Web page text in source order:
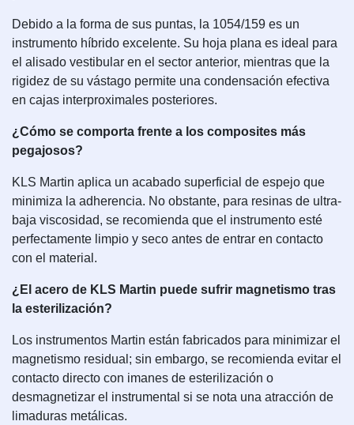
Debido a la forma de sus puntas, la 1054/159 es un
instrumento híbrido excelente. Su hoja plana es ideal para
el alisado vestibular en el sector anterior, mientras que la
rigidez de su vástago permite una condensación efectiva
en cajas interproximales posteriores.
¿Cómo se comporta frente a los composites más
pegajosos?
KLS Martin aplica un acabado superficial de espejo que
minimiza la adherencia. No obstante, para resinas de ultra-
baja viscosidad, se recomienda que el instrumento esté
perfectamente limpio y seco antes de entrar en contacto
con el material.
¿El acero de KLS Martin puede sufrir magnetismo tras
la esterilización?
Los instrumentos Martin están fabricados para minimizar el
magnetismo residual; sin embargo, se recomienda evitar el
contacto directo con imanes de esterilización o
desmagnetizar el instrumental si se nota una atracción de
limaduras metálicas.